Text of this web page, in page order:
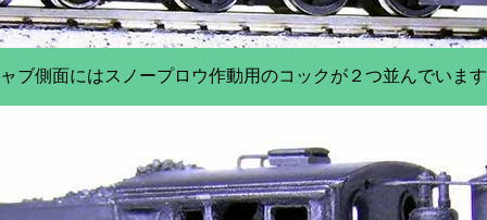
ブ側面にはスノープロウ作動用のコックが２つ並んでいま